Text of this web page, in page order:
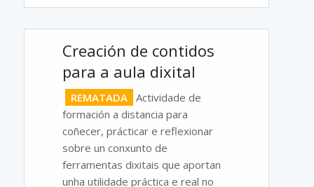
Creación de contidos
para a aula dixital
REMATADA
Actividade de
formación a distancia para
coñecer, prácticar e reflexionar
sobre un conxunto de
ferramentas dixitais que aportan
unha utilidade práctica e real no